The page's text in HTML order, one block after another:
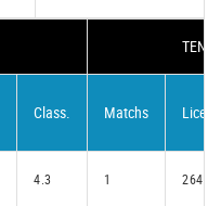
Class. Matchs
4.3 1 26465